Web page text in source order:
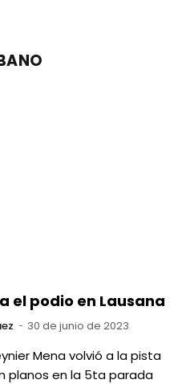
el podio en Lausana
30 de junio de 2023
Mena volvió a la pista
planos en la 5ta parada